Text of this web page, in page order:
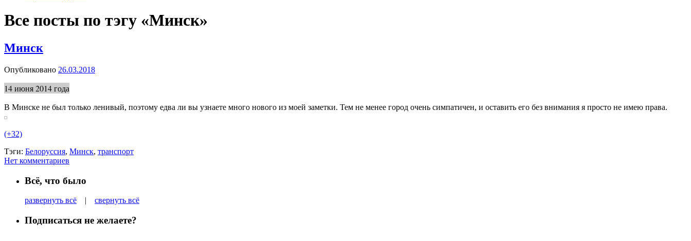
Все посты по тэгу «Минск»
Минск
Опубликовано 26.03.2018
14 июня 2014 года
В Минске не был только ленивый, поэтому едва ли вы узнаете много нового из моей заметки. Тем не менее город очень симпатичен, и оставить его без внимания я просто не имею права.
(+32)
Тэги: Белоруссия, Минск, транспорт
Нет комментариев
Всё, что было
развернуть всё | свернуть всё
Подписаться не желаете?